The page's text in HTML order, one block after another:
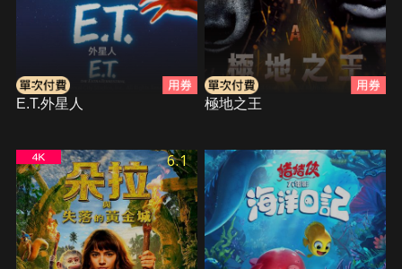
E.T.外星人 極地之王
6.1